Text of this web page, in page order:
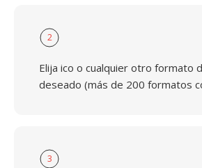
2
Elija ico o cualquier otro formato
deseado (más de 200 formatos
3